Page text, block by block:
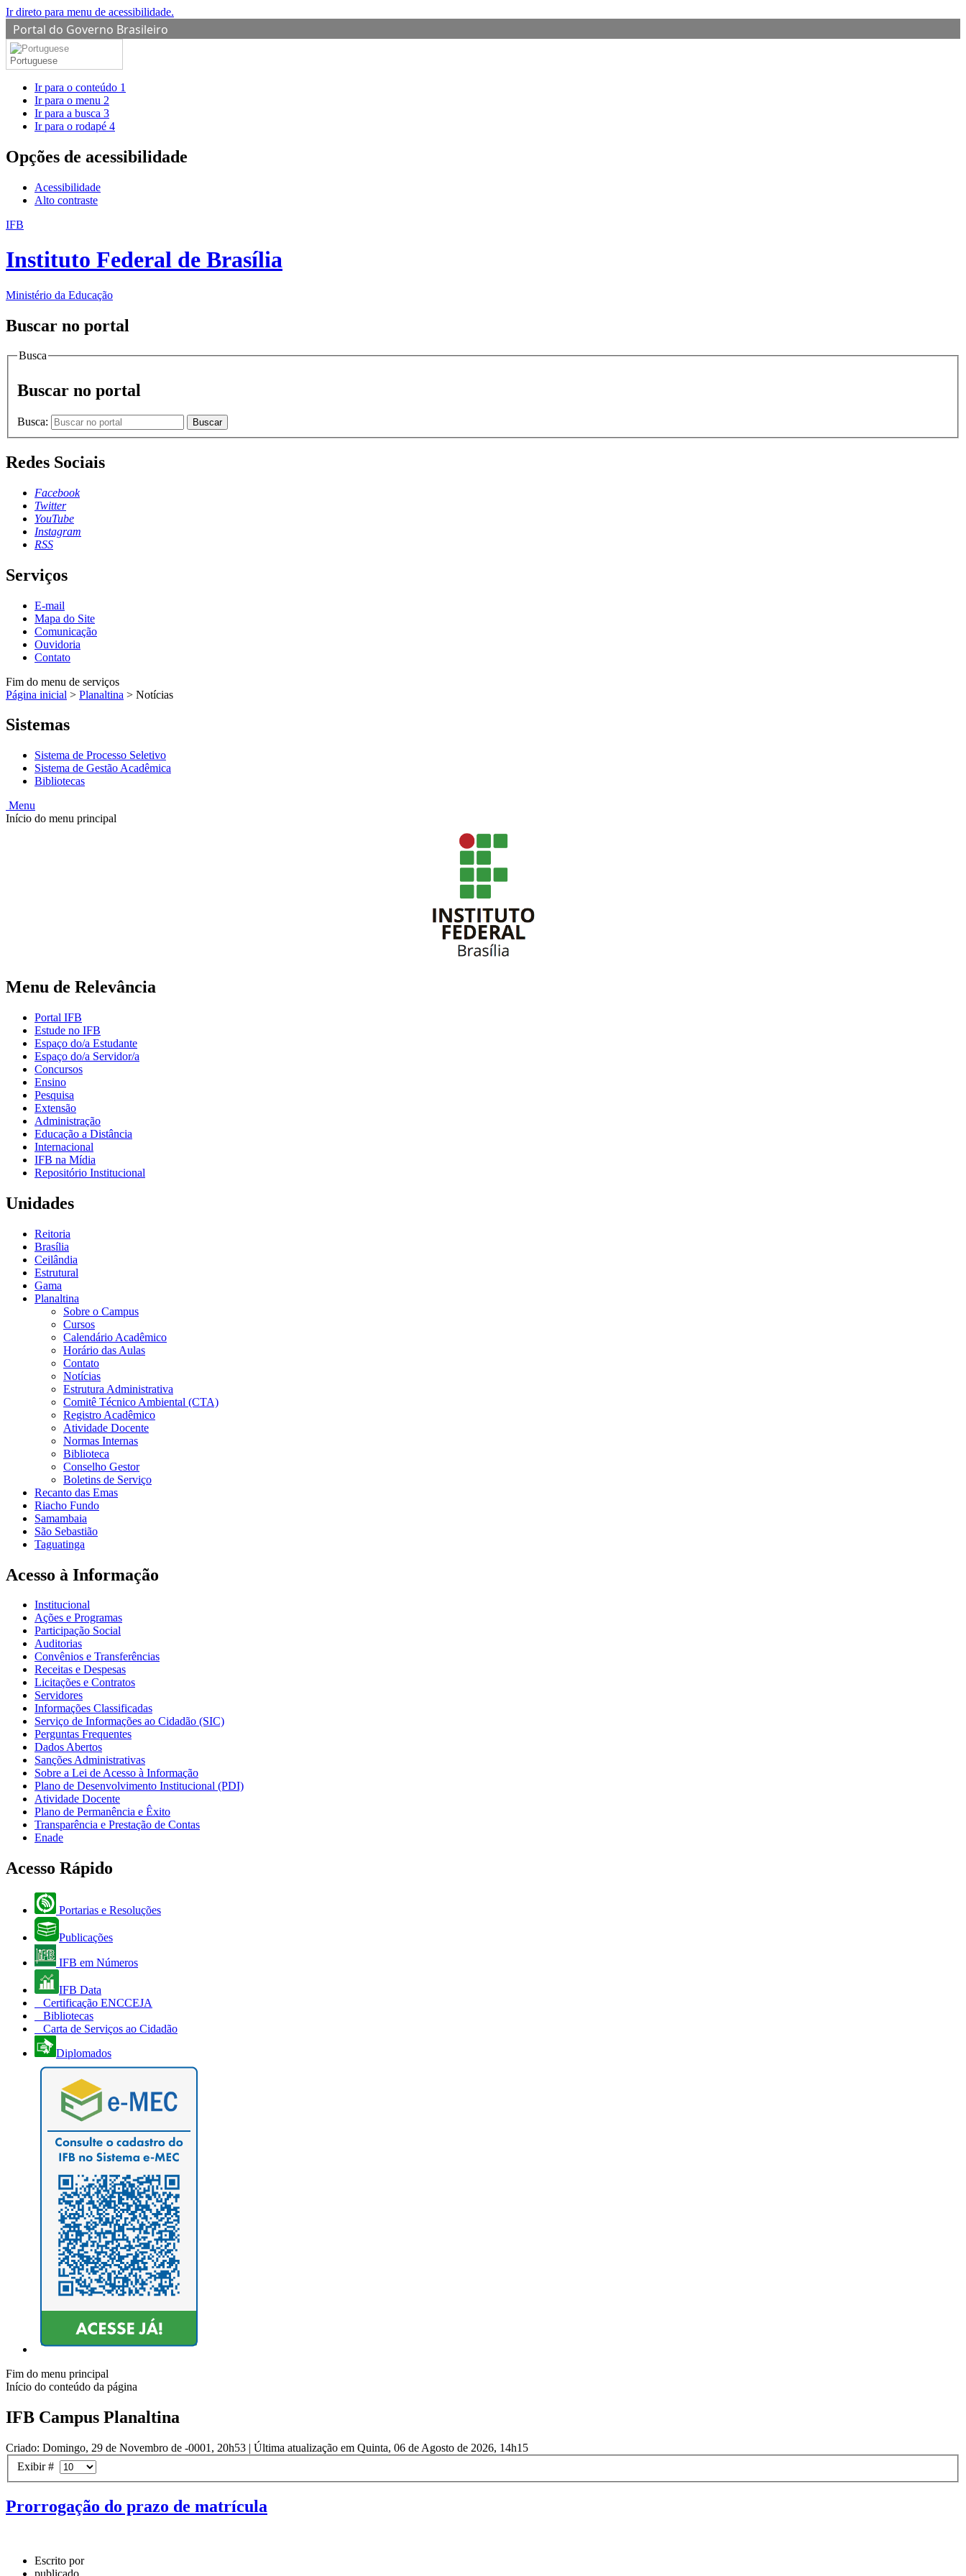
Ir direto para menu de acessibilidade.
Portal do Governo Brasileiro
Portuguese
Ir para o conteúdo 1
Ir para o menu 2
Ir para a busca 3
Ir para o rodapé 4
Opções de acessibilidade
Acessibilidade
Alto contraste
IFB
Instituto Federal de Brasília
Ministério da Educação
Buscar no portal
Busca
Buscar no portal
Busca: Buscar
Redes Sociais
Facebook
Twitter
YouTube
Instagram
RSS
Serviços
E-mail
Mapa do Site
Comunicação
Ouvidoria
Contato
Fim do menu de serviços
Página inicial > Planaltina > Notícias
Sistemas
Sistema de Processo Seletivo
Sistema de Gestão Acadêmica
Bibliotecas
Menu
Início do menu principal
Menu de Relevância
Portal IFB
Estude no IFB
Espaço do/a Estudante
Espaço do/a Servidor/a
Concursos
Ensino
Pesquisa
Extensão
Administração
Educação a Distância
Internacional
IFB na Mídia
Repositório Institucional
Unidades
Reitoria
Brasília
Ceilândia
Estrutural
Gama
Planaltina
Sobre o Campus
Cursos
Calendário Acadêmico
Horário das Aulas
Contato
Notícias
Estrutura Administrativa
Comitê Técnico Ambiental (CTA)
Registro Acadêmico
Atividade Docente
Normas Internas
Biblioteca
Conselho Gestor
Boletins de Serviço
Recanto das Emas
Riacho Fundo
Samambaia
São Sebastião
Taguatinga
Acesso à Informação
Institucional
Ações e Programas
Participação Social
Auditorias
Convênios e Transferências
Receitas e Despesas
Licitações e Contratos
Servidores
Informações Classificadas
Serviço de Informações ao Cidadão (SIC)
Perguntas Frequentes
Dados Abertos
Sanções Administrativas
Sobre a Lei de Acesso à Informação
Plano de Desenvolvimento Institucional (PDI)
Atividade Docente
Plano de Permanência e Êxito
Transparência e Prestação de Contas
Enade
Acesso Rápido
Portarias e Resoluções
Publicações
IFB em Números
IFB Data
Certificação ENCCEJA
Bibliotecas
Carta de Serviços ao Cidadão
Diplomados
Fim do menu principal
Início do conteúdo da página
IFB Campus Planaltina
Criado: Domingo, 29 de Novembro de -0001, 20h53 | Última atualização em Quinta, 06 de Agosto de 2026, 14h15
Exibir #
Prorrogação do prazo de matrícula
Escrito por